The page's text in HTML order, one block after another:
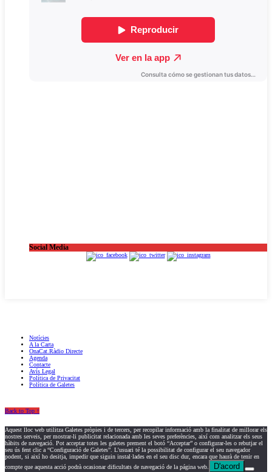
Social Media
Notícies
A la Carta
OnaCat.Ràdio Directe
Agenda
Contacte
Avís Legal
Política de Privacitat
Política de Galetes
Back to Top ↑
Aquest lloc web utilitza Galetes pròpies i de tercers, per recopilar informació amb la finalitat de millorar els
nostres serveis, per mostrar-li publicitat relacionada amb les seves preferències, així com analitzar els seus
hàbits de navegació. Pot acceptar totes les galetes prement el botó “Acceptar” o configurar-les o rebutjar el
seu ús fent clic a “Configuració de Galetes”. L'usuari té la possibilitat de configurar el seu navegador
podent, si així ho desitja, impedir que siguin instal·lades en el seu disc dur, encara que haurà de tenir en
compte que aquesta acció podrà ocasionar dificultats de navegació de la página web.
D'acord